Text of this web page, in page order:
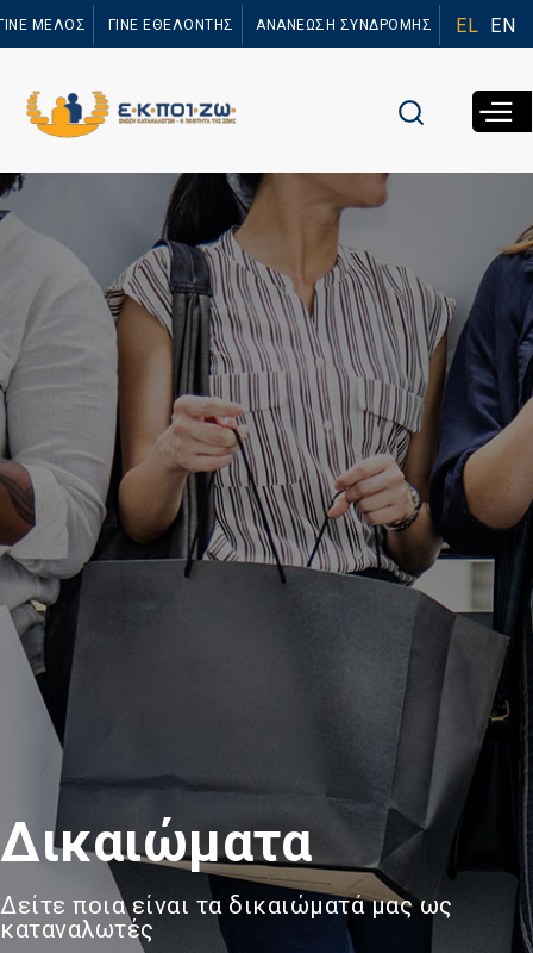
προς το
ΜΕΛΟΣ ΓΙΝΕ ΕΘΕΛΟΝΤΗΣ ΑΝΑΝΕΩΣΗ ΣΥΝΔΡΟΜΗΣ EL EN